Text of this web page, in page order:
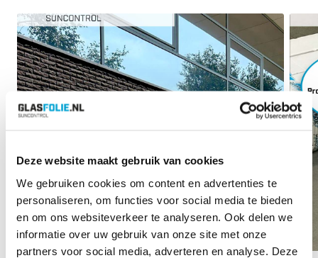
Deze website maakt gebruik van cookies
We gebruiken cookies om content en advertenties te
personaliseren, om functies voor social media te bieden
en om ons websiteverkeer te analyseren. Ook delen we
informatie over uw gebruik van onze site met onze
partners voor social media, adverteren en analyse. Deze